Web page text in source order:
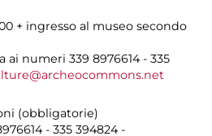
+ ingresso al museo secondo
numeri 339 8976614 - 335
(obbligatorie)
- 335 394824 -